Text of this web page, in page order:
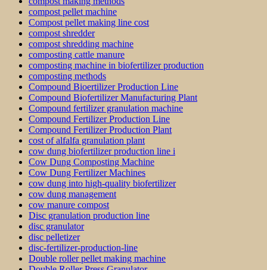
compost pellet machine
Compost pellet making line cost
compost shredder
compost shredding machine
composting cattle manure
composting machine in biofertilizer production
composting methods
Compound Bioertilizer Production Line
Compound Biofertilizer Manufacturing Plant
Compound fertilizer granulation machine
Compound Fertilizer Production Line
Compound Fertilizer Production Plant
cost of alfalfa granulation plant
cow dung biofertilizer production line i
Cow Dung Composting Machine
Cow Dung Fertilizer Machines
cow dung into high-quality biofertilizer
cow dung management
cow manure compost
Disc granulation production line
disc granulator
disc pelletizer
disc-fertilizer-production-line
Double roller pellet making machine